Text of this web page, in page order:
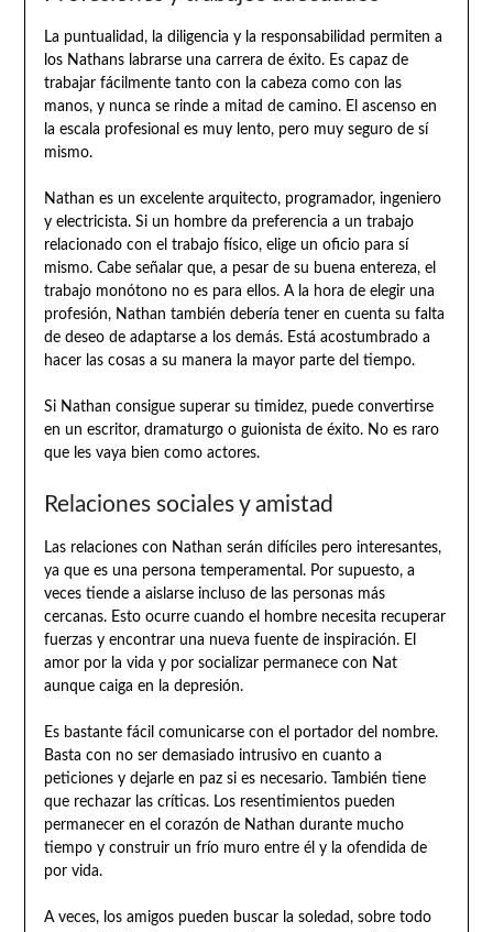
La puntualidad, la diligencia y la responsabilidad permiten a
los Nathans labrarse una carrera de éxito. Es capaz de
trabajar fácilmente tanto con la cabeza como con las
manos, y nunca se rinde a mitad de camino. El ascenso en
la escala profesional es muy lento, pero muy seguro de sí
mismo.
Nathan es un excelente arquitecto, programador, ingeniero
y electricista. Si un hombre da preferencia a un trabajo
relacionado con el trabajo físico, elige un oficio para sí
mismo. Cabe señalar que, a pesar de su buena entereza, el
trabajo monótono no es para ellos. A la hora de elegir una
profesión, Nathan también debería tener en cuenta su falta
de deseo de adaptarse a los demás. Está acostumbrado a
hacer las cosas a su manera la mayor parte del tiempo.
Si Nathan consigue superar su timidez, puede convertirse
en un escritor, dramaturgo o guionista de éxito. No es raro
que les vaya bien como actores.
Relaciones sociales y amistad
Las relaciones con Nathan serán difíciles pero interesantes,
ya que es una persona temperamental. Por supuesto, a
veces tiende a aislarse incluso de las personas más
cercanas. Esto ocurre cuando el hombre necesita recuperar
fuerzas y encontrar una nueva fuente de inspiración. El
amor por la vida y por socializar permanece con Nat
aunque caiga en la depresión.
Es bastante fácil comunicarse con el portador del nombre.
Basta con no ser demasiado intrusivo en cuanto a
peticiones y dejarle en paz si es necesario. También tiene
que rechazar las críticas. Los resentimientos pueden
permanecer en el corazón de Nathan durante mucho
tiempo y construir un frío muro entre él y la ofendida de
por vida.
A veces, los amigos pueden buscar la soledad, sobre todo